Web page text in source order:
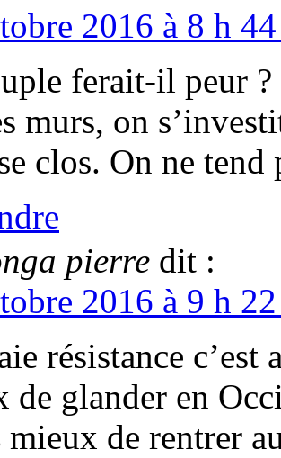
2016 à 8 h
ferait-il peur ?
murs, on
clos. On ne
pierre dit :
2016 à 9 h
résistance c’est
de glander en
mieux de rentrer